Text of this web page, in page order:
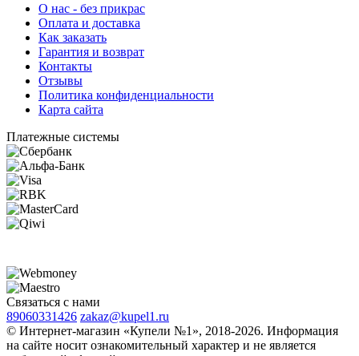
О нас - без прикрас
Оплата и доставка
Как заказать
Гарантия и возврат
Контакты
Отзывы
Политика конфиденциальности
Карта сайта
Платежные системы
Связаться с нами
89060331426 zakaz@kupel1.ru
© Интернет-магазин «Купели №1», 2018-2026. Информация
на сайте носит ознакомительный характер и не является